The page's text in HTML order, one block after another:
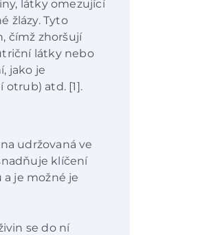
látky omezující
žlázy. Tyto
čímž zhoršují
látky nebo
jako je
otrub) atd. [1].
udržovaná ve
klíčení
je možné je
se do ní